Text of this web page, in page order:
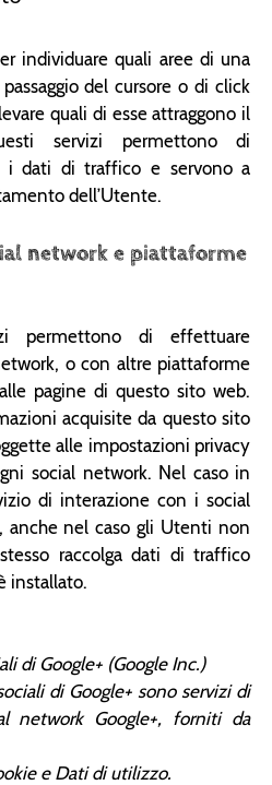
individuare quali aree di una
del cursore o di click
quali di esse attraggono il
servizi permettono di
i dati di traffico e servono a
dell’Utente.
network e piattaforme
permettono di effettuare
o con altre piattaforme
pagine di questo sito web.
acquisite da questo sito
alle impostazioni privacy
social network. Nel caso in
di interazione con i social
anche nel caso gli Utenti non
raccolga dati di traffico
installato.
di Google+ (Google Inc.)
di Google+ sono servizi di
network Google+, forniti da
e Dati di utilizzo.